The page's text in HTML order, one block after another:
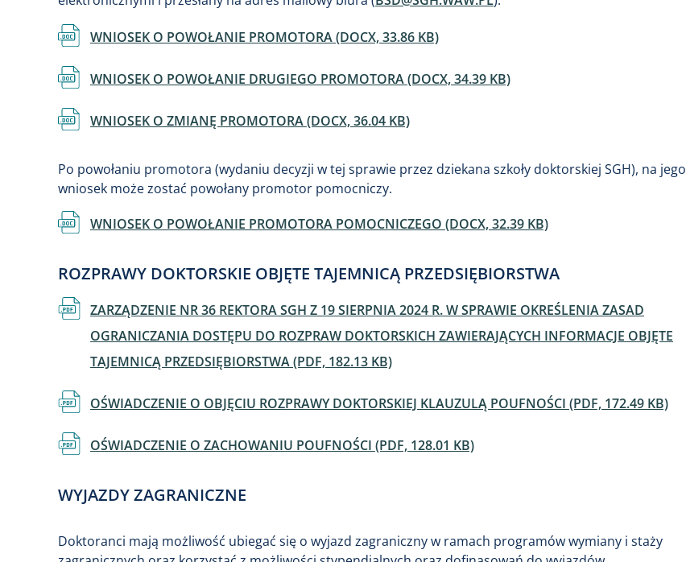
DokumentWNIOSEK O POWOŁANIE PROMOTORA (DOCX, 33.86 KB)
DokumentWNIOSEK O POWOŁANIE DRUGIEGO PROMOTORA (DOCX, 34.39 KB)
DokumentWNIOSEK O ZMIANĘ PROMOTORA (DOCX, 36.04 KB)
Po powołaniu promotora (wydaniu decyzji w tej sprawie przez dziekana szkoły doktorskiej SGH), na jego
wniosek może zostać powołany promotor pomocniczy.
DokumentWNIOSEK O POWOŁANIE PROMOTORA POMOCNICZEGO (DOCX, 32.39 KB)
ROZPRAWY DOKTORSKIE OBJĘTE TAJEMNICĄ PRZEDSIĘBIORSTWA
DokumentZARZĄDZENIE NR 36 REKTORA SGH Z 19 SIERPNIA 2024 R. W SPRAWIE OKREŚLENIA ZASAD
OGRANICZANIA DOSTĘPU DO ROZPRAW DOKTORSKICH ZAWIERAJĄCYCH INFORMACJE OBJĘTE
TAJEMNICĄ PRZEDSIĘBIORSTWA (PDF, 182.13 KB)
DokumentOŚWIADCZENIE O OBJĘCIU ROZPRAWY DOKTORSKIEJ KLAUZULĄ POUFNOŚCI (PDF, 172.49 KB)
DokumentOŚWIADCZENIE O ZACHOWANIU POUFNOŚCI (PDF, 128.01 KB)
WYJAZDY ZAGRANICZNE
Doktoranci mają możliwość ubiegać się o wyjazd zagraniczny w ramach programów wymiany i staży